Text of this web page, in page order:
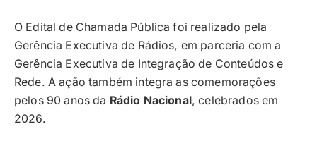
O Edital de Chamada Pública foi realizado pela
Gerência Executiva de Rádios, em parceria com a
Gerência Executiva de Integração de Conteúdos e
Rede. A ação também integra as comemorações
pelos 90 anos da Rádio Nacional, celebrados em
2026.